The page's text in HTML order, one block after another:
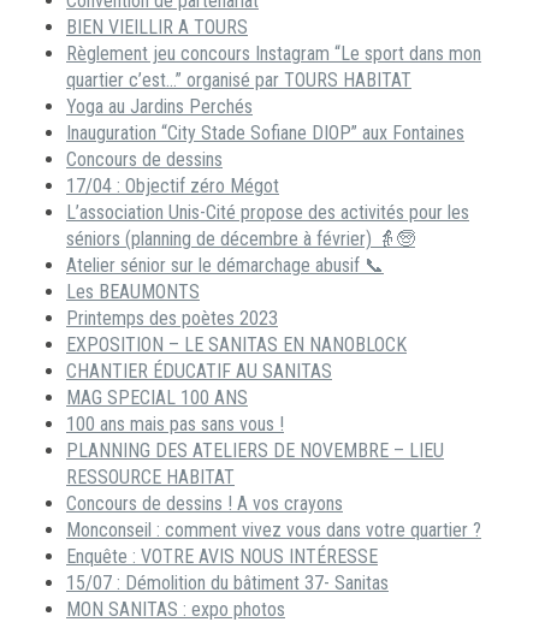
BIEN VIEILLIR A TOURS
Règlement jeu concours Instagram “Le sport dans mon
quartier c’est…” organisé par TOURS HABITAT
Yoga au Jardins Perchés
Inauguration “City Stade Sofiane DIOP” aux Fontaines
Concours de dessins
17/04 : Objectif zéro Mégot
L’association Unis-Cité propose des activités pour les
séniors (planning de décembre à février) 👵🧓
Atelier sénior sur le démarchage abusif 📞
Les BEAUMONTS
Printemps des poètes 2023
EXPOSITION – LE SANITAS EN NANOBLOCK
CHANTIER ÉDUCATIF AU SANITAS
MAG SPECIAL 100 ANS
100 ans mais pas sans vous !
PLANNING DES ATELIERS DE NOVEMBRE – LIEU
RESSOURCE HABITAT
Concours de dessins ! A vos crayons
Monconseil : comment vivez vous dans votre quartier ?
Enquête : VOTRE AVIS NOUS INTÉRESSE
15/07 : Démolition du bâtiment 37- Sanitas
MON SANITAS : expo photos